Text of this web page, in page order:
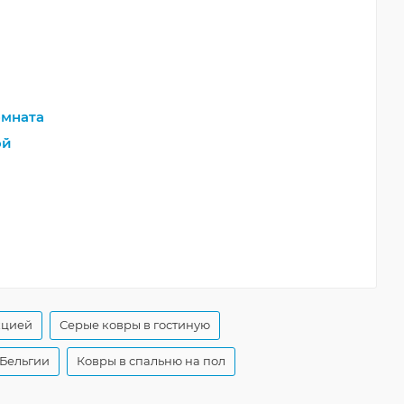
Серые ковры в гостиную
Ковры в спальню на пол